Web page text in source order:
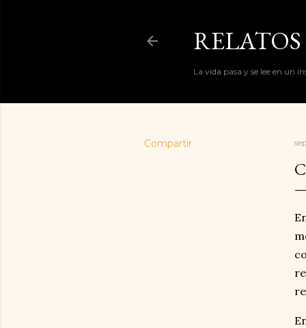
La vida pasa y se lee en un
Compartir